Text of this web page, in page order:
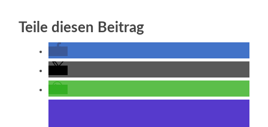
Teile diesen Beitrag